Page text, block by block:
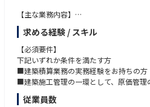
【主な業務内容】
積算業務です。
主に新築現場の契約前（積算、見積業務
書等の発注、原価管理）を行う部署にな
【案件について】
RC造の5階建てマンション、250平米程
幅広く担当します。
求める経験 / スキル
【必須要件】
下記いずれか条件を満たす方
■建築積算業務の実務経験をお持ちの方
■建築施工管理の一環として、原価管理
従業員数